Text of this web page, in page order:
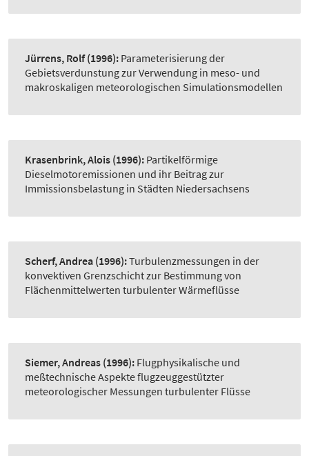
Jürrens, Rolf (1996): Parameterisierung der
Gebietsverdunstung zur Verwendung in meso- und
makroskaligen meteorologischen Simulationsmodellen
Krasenbrink, Alois (1996): Partikelförmige
Dieselmotoremissionen und ihr Beitrag zur
Immissionsbelastung in Städten Niedersachsens
Scherf, Andrea (1996):Turbulenzmessungen in der
konvektiven Grenzschicht zur Bestimmung von
Flächenmittelwerten turbulenter Wärmeflüsse
Siemer, Andreas (1996): Flugphysikalische und
meßtechnische Aspekte flugzeuggestützter
meteorologischer Messungen turbulenter Flüsse